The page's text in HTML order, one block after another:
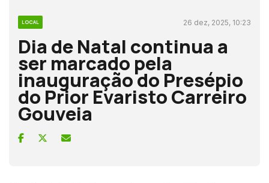
LOCAL 26 dez, 2025, 10:23
Dia de Natal continua a
ser marcado pela
inauguração do Presépio
do Prior Evaristo Carreiro
Gouveia